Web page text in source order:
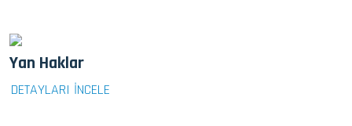
Yan Haklar
DETAYLARI İNCELE